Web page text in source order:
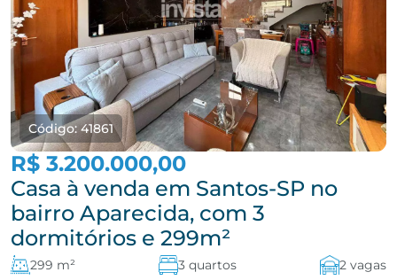
Código: 41861
R$ 3.200.000,00
Casa à venda em Santos-SP no
bairro Aparecida, com 3
dormitórios e 299m²
299 m² 3 quartos 2 vagas